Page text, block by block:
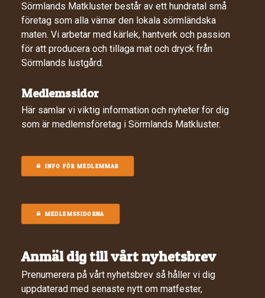
Sörmlands Matkluster består av ett hundratal små
företag som alla värnar den lokala sörmländska
maten. Vi arbetar med kärlek, hantverk och passion
för att producera och tillaga mat och dryck från
Sörmlands lustgård.
Medlemssidor
Här samlar vi viktig information och nyheter för dig
som är medlemsföretag i Sörmlands Matkluster.
INFO FÖR MEDLEMMAR
MEDLEMSSIDORNA
Anmäl dig till vårt nyhetsbrev
Prenumerera på vårt nyhetsbrev så håller vi dig
uppdaterad med senaste nytt om matfester,